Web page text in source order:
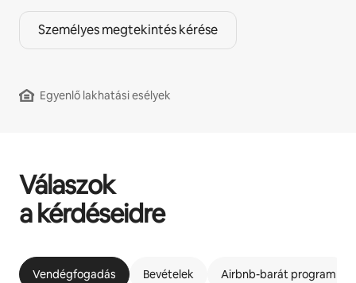
Személyes megtekintés kérése
Egyenlő lakhatási esélyek
Válaszok
a kérdéseidre
Vendégfogadás Bevételek Airbnb-barát program